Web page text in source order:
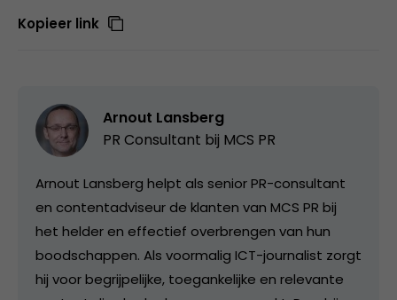
Kopieer link
Arnout Lansberg
PR Consultant bij MCS PR
Arnout Lansberg helpt als senior PR-consultant
en contentadviseur de klanten van MCS PR bij
het helder en effectief overbrengen van hun
boodschappen. Als voormalig ICT-journalist zorgt
hij voor begrijpelijke, toegankelijke en relevante